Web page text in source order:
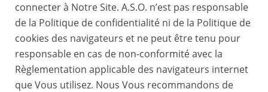
connecter à Notre Site. A.S.O. n’est pas responsable
de la Politique de confidentialité ni de la Politique de
cookies des navigateurs et ne peut être tenu pour
responsable en cas de non-conformité avec la
Règlementation applicable des navigateurs internet
que Vous utilisez. Nous Vous recommandons de